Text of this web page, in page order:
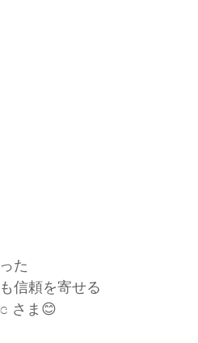
た
信頼を寄せる
さま😊